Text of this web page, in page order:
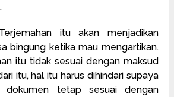
itu akan menjadikan
bingung ketika mau mengartikan.
itu tidak sesuai dengan maksud
itu, hal itu harus dihindari supaya
dokumen tetap sesuai dengan